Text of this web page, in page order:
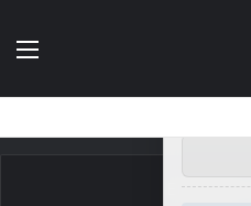
/
Elektronik